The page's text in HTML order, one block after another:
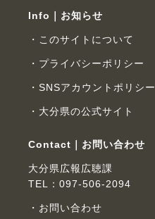
Info｜お知らせ
このサイトについて
プライバシーポリシー
SNSアカウントポリシー
大分県の公式サイト
Contact｜お問い合わせ
大分県広報広聴課
TEL：097-506-2094
お問い合わせ